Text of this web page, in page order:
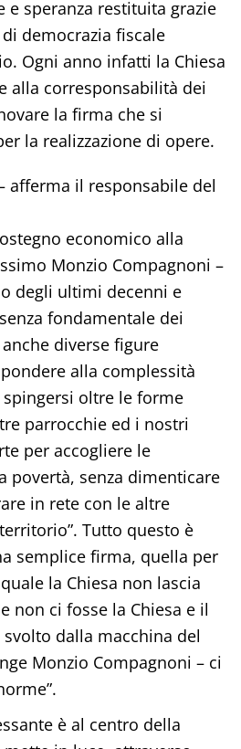
e speranza restituita grazie
democrazia fiscale
Ogni anno infatti la Chiesa
alla corresponsabilità dei
la firma che si
la realizzazione di opere.
afferma il responsabile del
economico alla
Monzio Compagnoni –
degli ultimi decenni e
fondamentale dei
diverse figure
alla complessità
spingersi oltre le forme
parrocchie ed i nostri
per accogliere le
povertà, senza dimenticare
in rete con le altre
Tutto questo è
semplice firma, quella per
la Chiesa non lascia
non ci fosse la Chiesa e il
dalla macchina del
Monzio Compagnoni – ci
è al centro della